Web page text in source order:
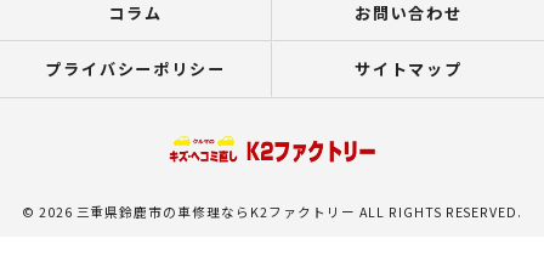
コラム お問い合わせ
プライバシーポリシー サイトマップ
© 2026 三重県鈴鹿市の車修理ならK2ファクトリー ALL RIGHTS RESERVED.